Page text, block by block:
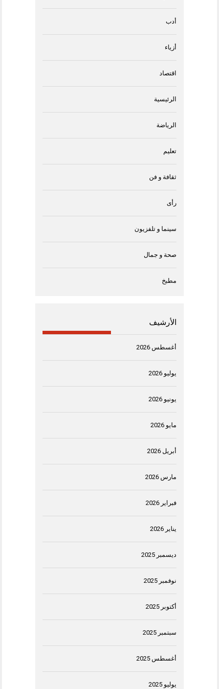
أدب
أزياء
اقتصاد
الرئيسية
الرياضة
تعليم
ثقافة و فن
رأى
سينما و تلفزيون
صحة و جمال
مطبخ
الأرشيف
أغسطس 2026
يوليو 2026
يونيو 2026
مايو 2026
أبريل 2026
مارس 2026
فبراير 2026
يناير 2026
ديسمبر 2025
نوفمبر 2025
أكتوبر 2025
سبتمبر 2025
أغسطس 2025
يوليو 2025